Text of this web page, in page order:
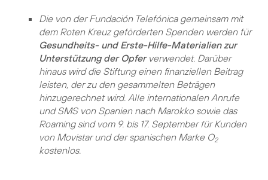
Die von der Fundación Telefónica gemeinsam mit
dem Roten Kreuz geförderten Spenden werden für
Gesundheits- und Erste-Hilfe-Materialien zur
Unterstützung der Opferverwendet. Darüber
hinaus wird die Stiftung einen finanziellen Beitrag
leisten, der zu den gesammelten Beträgen
hinzugerechnet wird. Alle internationalen Anrufe
und SMS von Spanien nach Marokko sowie das
Roaming sind vom 9. bis 17. September für Kunden
von Movistar und der spanischen Marke O2
kostenlos.